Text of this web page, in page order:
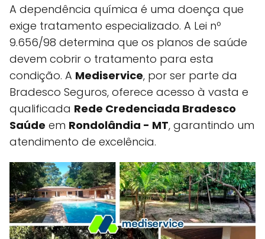
A dependência química é uma doença que
exige tratamento especializado. A Lei nº
9.656/98 determina que os planos de saúde
devem cobrir o tratamento para esta
condição. A Mediservice, por ser parte da
Bradesco Seguros, oferece acesso à vasta e
qualificada Rede Credenciada Bradesco
Saúde em Rondolândia - MT, garantindo um
atendimento de excelência.